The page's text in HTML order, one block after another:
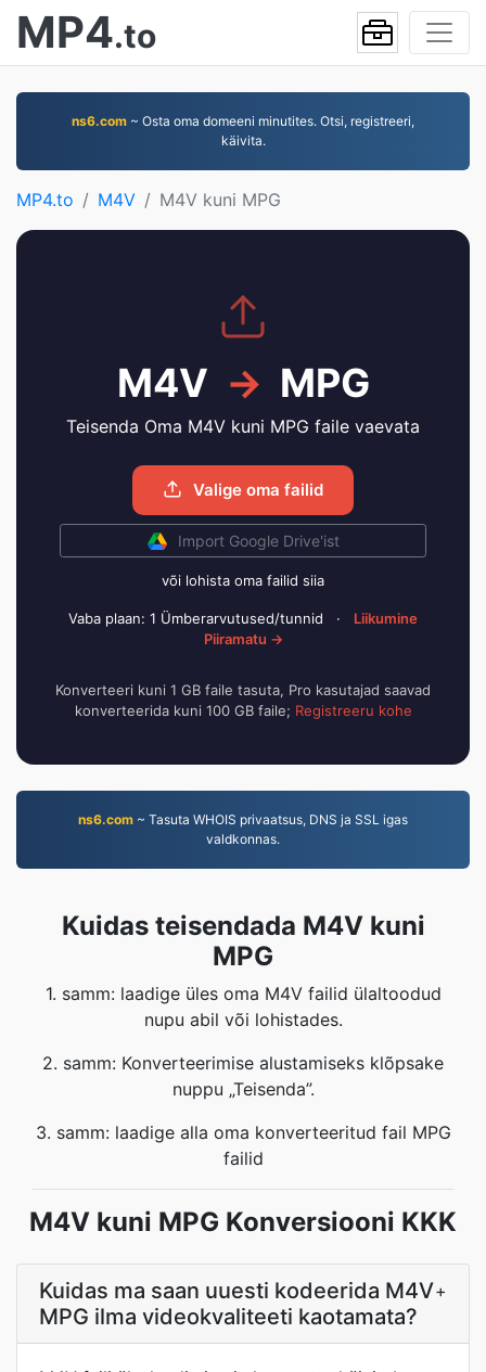
MP4.to
ns6.com ~ Osta oma domeeni minutites. Otsi, registreeri,
käivita.
MP4.to M4V M4V kuni MPG
M4V → MPG
Teisenda Oma M4V kuni MPG faile vaevata
Valige oma failid
Import Google Drive'ist
või lohista oma failid siia
Vaba plaan: 1 Ümberarvutused/tunnid ·
Liikumine
Piiramatu →
Konverteeri kuni 1 GB faile tasuta, Pro kasutajad saavad
konverteerida kuni 100 GB faile; Registreeru kohe
ns6.com ~ Tasuta WHOIS privaatsus, DNS ja SSL igas
valdkonnas.
Kuidas teisendada M4V kuni
MPG
1. samm: laadige üles oma M4V failid ülaltoodud
nupu abil või lohistades.
2. samm: Konverteerimise alustamiseks klõpsake
nuppu „Teisenda”.
3. samm: laadige alla oma konverteeritud fail MPG
failid
M4V kuni MPG Konversiooni KKK
Kuidas ma saan uuesti kodeerida M4V
MPG ilma videokvaliteeti kaotamata?
+